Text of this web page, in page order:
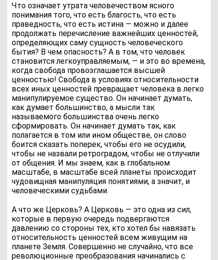
Что означает утрата человечеством ясного
понимания того, что есть благость, что есть
праведность, что есть истина — можно и далее
продолжать перечисление важнейших ценностей,
определяющих саму сущность человеческого
бытия? В чем опасность? А в том, что человек
становится легкоуправляемым, — и это во времена,
когда свобода провозглашается высшей
ценностью! Свобода в условиях относительности
всех иных ценностей превращает человека в легко
манипулируемое существо. Он начинает думать,
как думает большинство, а мысли так
называемого большинства очень легко
сформировать. Он начинает думать так, как
полагается в том или ином обществе, он слово
боится сказать поперек, чтобы его не осудили,
чтобы не назвали ретроградом, чтобы не отлучили
от общения. И мы знаем, как в глобальном
масштабе, в масштабе всей планеты происходит
чудовищная манипуляция понятиями, а значит, и
человеческими судьбами.
А что же Церковь? А Церковь — это одна из сил,
которые в первую очередь подвергаются
давлению со стороны тех, кто хотел бы навязать
относительность ценностей всем живущим на
планете Земля. Совершенно не случайно, что все
революционные преобразования начинались с